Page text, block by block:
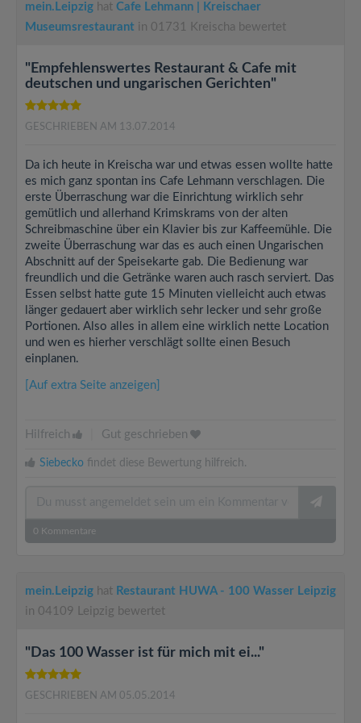
mein.Leipzig hat Cafe Lehmann | Kreischaer
Museumsrestaurant in 01731 Kreischa bewertet
"Empfehlenswertes Restaurant & Cafe mit
deutschen und ungarischen Gerichten"
GESCHRIEBEN AM 13.07.2014
Da ich heute in Kreischa war und etwas essen wollte hatte
es mich ganz spontan ins Cafe Lehmann verschlagen. Die
erste Überraschung war die Einrichtung wirklich sehr
gemütlich und allerhand Krimskrams von der alten
Schreibmaschine über ein Klavier bis zur Kaffeemühle. Die
zweite Überraschung war das es auch einen Ungarischen
Abschnitt auf der Speisekarte gab. Die Bedienung war
freundlich und die Getränke waren auch rasch serviert. Das
Essen selbst hatte gute 15 Minuten vielleicht auch etwas
länger gedauert aber wirklich sehr lecker und sehr große
Portionen. Also alles in allem eine wirklich nette Location
und wen es hierher verschlägt sollte einen Besuch
einplanen.
[Auf extra Seite anzeigen]
Hilfreich Gut geschrieben
Siebecko findet diese Bewertung hilfreich.
0 Kommentare
mein.Leipzig hat Restaurant HUWA - 100 Wasser Leipzig
in 04109 Leipzig bewertet
"Das 100 Wasser ist für mich mit ei..."
GESCHRIEBEN AM 05.05.2014